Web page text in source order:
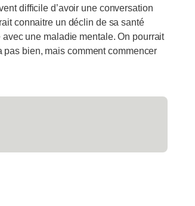
difficile d’avoir une conversation
connaitre un déclin de sa santé
une maladie mentale. On pourrait
bien, mais comment commencer